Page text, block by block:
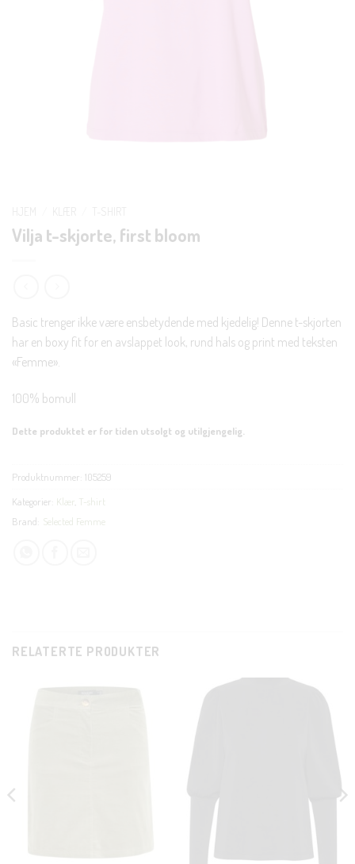
Vilja t-skjorte, first bloom
Basic trenger ikke være ensbetydende med kjedelig! Denne t-skjorten
har en boxy fit for en avslappet look, rund hals og print med teksten
«Femme».
100% bomull
Dette produktet er for tiden utsolgt og utilgjengelig.
Produktnummer: 105259
Kategorier: Klær T-shirt
Brand: Selected Femme
RELATERTE PRODUKTER
CLOSE
THIS
KUNDEKLUBB
En liten velkomstgave til deg! ❤️
Bli en del av Nora-familien i dag. Som medlem får du 10%